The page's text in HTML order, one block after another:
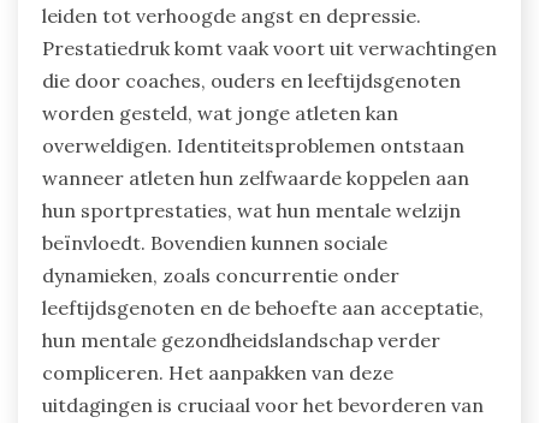
leiden tot verhoogde angst en depressie.
Prestatiedruk komt vaak voort uit verwachtingen
die door coaches, ouders en leeftijdsgenoten
worden gesteld, wat jonge atleten kan
overweldigen. Identiteitsproblemen ontstaan
wanneer atleten hun zelfwaarde koppelen aan
hun sportprestaties, wat hun mentale welzijn
beïnvloedt. Bovendien kunnen sociale
dynamieken, zoals concurrentie onder
leeftijdsgenoten en de behoefte aan acceptatie,
hun mentale gezondheidslandschap verder
compliceren. Het aanpakken van deze
uitdagingen is cruciaal voor het bevorderen van